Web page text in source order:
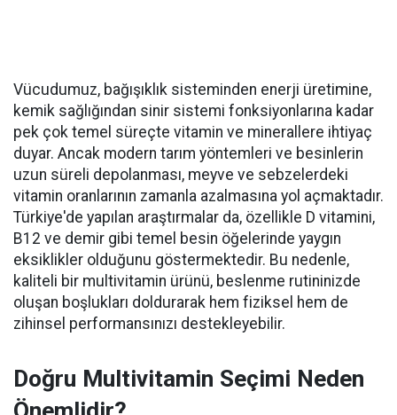
Vücudumuz, bağışıklık sisteminden enerji üretimine,
kemik sağlığından sinir sistemi fonksiyonlarına kadar
pek çok temel süreçte vitamin ve minerallere ihtiyaç
duyar. Ancak modern tarım yöntemleri ve besinlerin
uzun süreli depolanması, meyve ve sebzelerdeki
vitamin oranlarının zamanla azalmasına yol açmaktadır.
Türkiye'de yapılan araştırmalar da, özellikle D vitamini,
B12 ve demir gibi temel besin öğelerinde yaygın
eksiklikler olduğunu göstermektedir. Bu nedenle,
kaliteli bir multivitamin ürünü, beslenme rutininizde
oluşan boşlukları doldurarak hem fiziksel hem de
zihinsel performansınızı destekleyebilir.
Doğru Multivitamin Seçimi Neden